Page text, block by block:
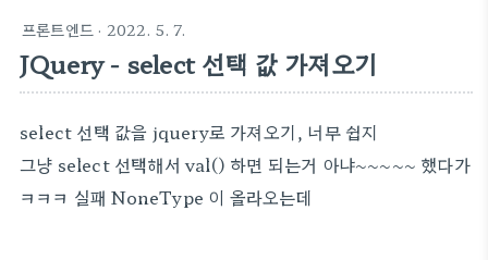
프론트엔드 · 2022. 5. 7.
JQuery - select 선택 값 가져오기
select 선택 값을 jquery로 가져오기, 너무 쉽지
그냥 select 선택해서 val() 하면 되는거 아냐~~~~~ 했다가
ㅋㅋㅋ 실패 NoneType 이 올라오는데